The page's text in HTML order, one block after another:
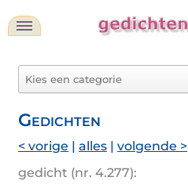
Gedichten
< vorige | alles | volgende >
gedicht (nr. 4.277):